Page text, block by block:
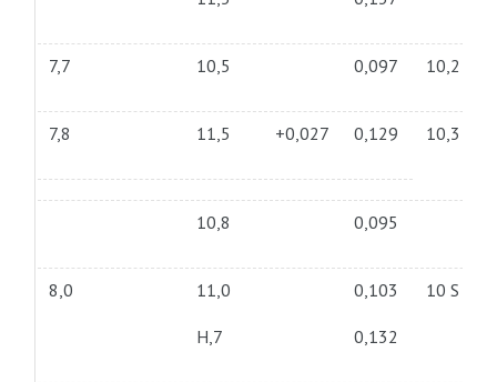
7,7 10,5 0,097 10,2
7,8 11,5 +0,027 0,129 10,3
10,8 0,095
8,0 11,0
Н,7
0,103
0,132
10 S